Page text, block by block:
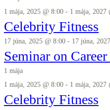
1 mája, 2025 @ 8:00 - 1 mája, 2027
Celebrity Fitness
17 júna, 2025 @ 8:00 - 17 júna,
Seminar on
1 mája
1 mája, 2025 @ 8:00 - 1 mája, 2027
Celebrity Fitness